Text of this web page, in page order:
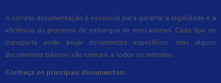
A correta documentação é essencial para garantir a legalidade e a
eficiência do processo de embarque de mercadorias. Cada tipo de
transporte pode exigir documentos específicos, mas alguns
documentos básicos são comuns a todos os métodos.
Conheça os principais documentos: